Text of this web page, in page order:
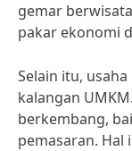
gemar
pakar ekonomi
Selain itu,
kalangan
berkembang,
pemasaran. Hal